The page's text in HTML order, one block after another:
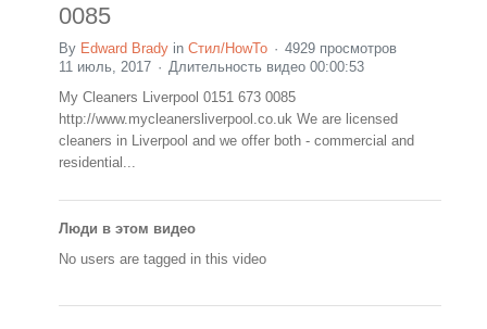
0085
By Edward Brady in Стил/HowTo
4929 просмотров
11 июль, 2017
Длительность видео 00:00:53
My Cleaners Liverpool 0151 673 0085
http://www.mycleanersliverpool.co.uk We are licensed
cleaners in Liverpool and we offer both - commercial and
residential...
Люди в этом видео
No users are tagged in this video